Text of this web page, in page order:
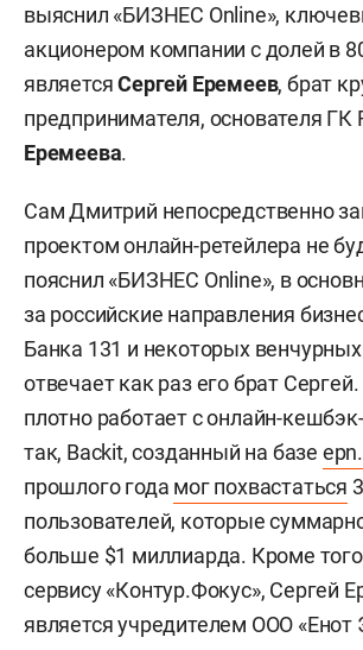
выяснил «БИЗНЕС Online»,
акционером компании с долей в
являетсяСергей Еремеев, брат
предпринимателя, основателя ГК
Еремеева.
Сам Дмитрий непосредственно
проектом онлайн-ретейлера не
пояснил «БИЗНЕС Online», в
за российские направления
Банка 131 и некоторых
отвечает как раз его брат
плотно работает с онлайн-
так, Backit, созданный на базе
прошлого года мог похвастаться
пользователей, которые
больше $1 миллиарда. Кроме
сервису «Контур.Фокус», Сергей
является учредителем ООО «Енот